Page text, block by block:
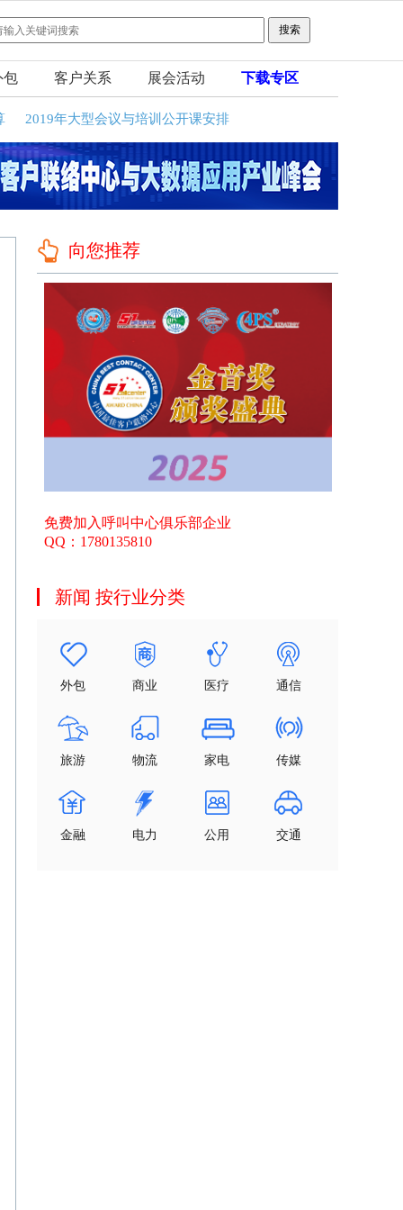
包 客户关系 展会活动 下载专区
2019年大型会议与培训公开课安排
向您推荐
免费加入呼叫中心俱乐部企业
QQ：1780135810
新闻 按行业分类
外包 商业 医疗 通信
旅游 物流 家电 传媒
金融 电力 公用 交通